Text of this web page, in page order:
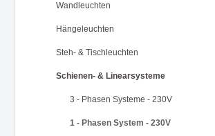
Wandleuchten
Hängeleuchten
Steh- & Tischleuchten
Schienen- & Linearsysteme
3 - Phasen Systeme - 230V
1 - Phasen System - 230V